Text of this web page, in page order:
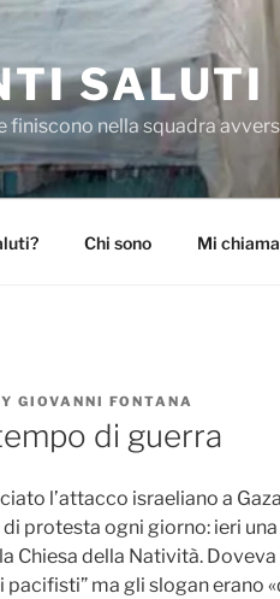
SALUTI
finiscono nella squadra
Chi sono Mi
GIOVANNI FONTANA
di guerra
l’attacco israeliano a
protesta ogni giorno: ieri
Chiesa della Natività. Doveva
pacifisti” ma gli slogan erano